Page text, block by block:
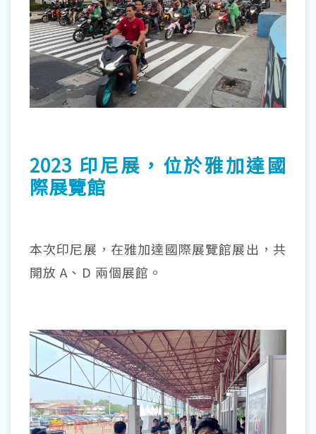
2023 印尼展，位於雅加達國
際展覽館
本次印尼展，在雅加達國際展覽館展出，共
開放 A、D 兩個展館。